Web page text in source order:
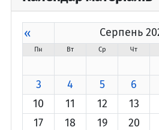
« Серпень
Пн Вт Ср Чт
3
4 5 6
10
11 12 13
17
18 19 20